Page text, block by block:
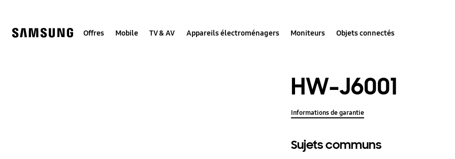
Offres Mobile TV & AV Appareils électroménagers Moniteurs Objets connectés
HW-J6001
Informations de garantie
Sujets communs